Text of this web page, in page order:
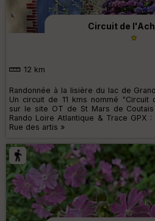
Circuit de
12 km
Randonnée à la lisière du lac de
Un circuit de 11 kms nommé
sur le site OT de St Mars de
Rando Loire Atlantique & Trace GPX
Rue des artis »